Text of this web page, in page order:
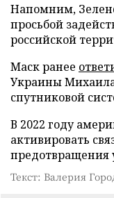
Напомним,
просьбой
российской
Маск ранее
Украины
спутниковой
В 2022 году
активировать
предотвращения
Текст: Валерия